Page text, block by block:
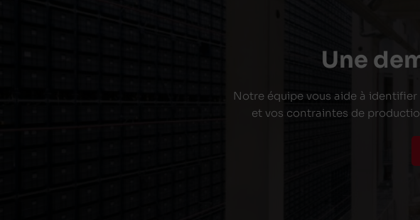
Une
Notre équipe vous aide à
et vos contraintes de